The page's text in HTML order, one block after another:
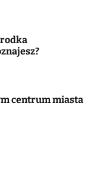
centrum miasta